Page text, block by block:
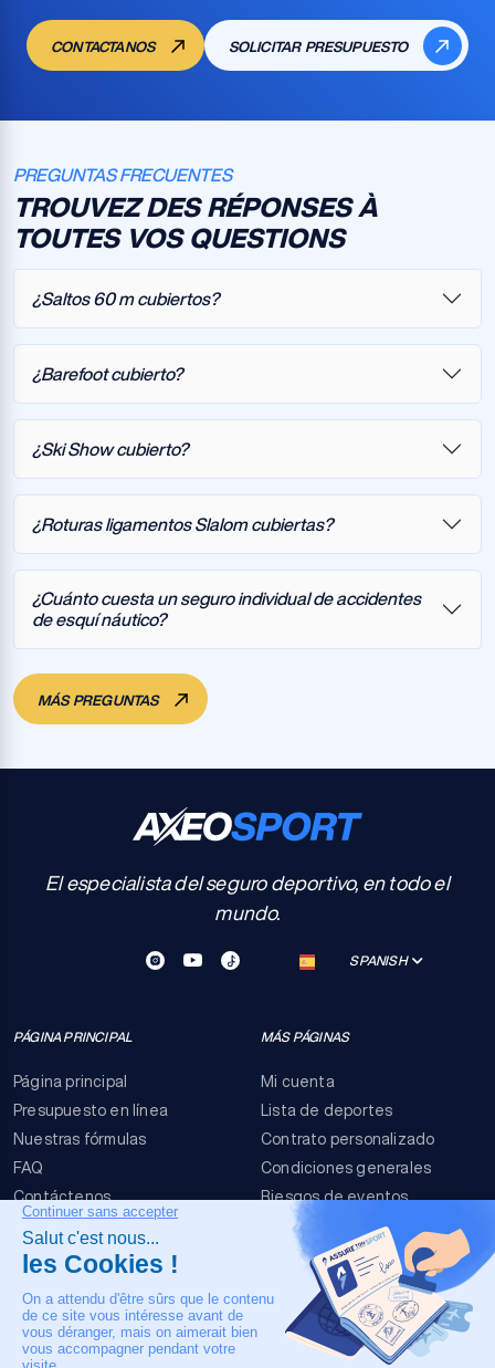
CONTACTANOS SOLICITAR PRESUPUESTO
PREGUNTAS FRECUENTES
TROUVEZ DES RÉPONSES À
TOUTES VOS QUESTIONS
¿Saltos 60 m cubiertos?
¿Barefoot cubierto?
¿Ski Show cubierto?
¿Roturas ligamentos Slalom cubiertas?
¿Cuánto cuesta un seguro individual de accidentes
de esquí náutico?
MÁS PREGUNTAS
El especialista del seguro deportivo, en todo el
mundo.
SPANISH
PÁGINA PRINCIPAL
Página principal
Presupuesto en línea
Nuestras fórmulas
FAQ
Contáctenos
MÁS PÁGINAS
Mi cuenta
Lista de deportes
Contrato personalizado
Condiciones generales
Riesgos de eventos
Menciones legales
NUESTRO CONTACTO
+33 4 90 63 34 07